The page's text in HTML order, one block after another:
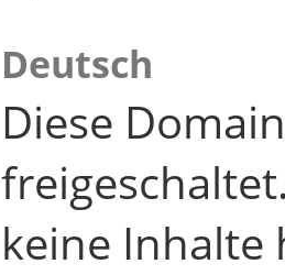
Deutsch
Diese
keine Inhalte